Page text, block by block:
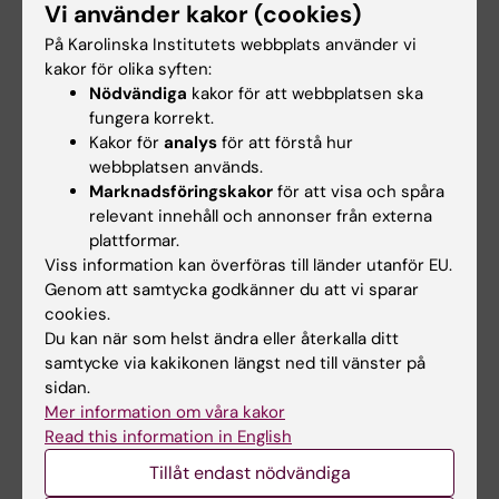
göra EV-forskningen ännu mer exakt,
fortsätter Daniel Hagey.
‒ Vi vill även testa olika typer av EV:s på olika
celltyper. Detta kan hjälpa till att avslöja mer
djupgående sätt celler kommunicerar på,
vilket speglar vår kropps komplexa relationer. I
huvudsak avslöjar denna studie den dolda
världen av EV:s och deras avgörande roll i
cellkommunikation. Det kan bana väg för
spännande framsteg inom vården och vår
förståelse för hur våra kroppar fungerar.
Studien har finansierats av av Cancerfonden,
SSF och Vetenskapsrådet. Arbetet utfördes i
professor Samir EL Andaloussis laboratorium.
Vi använder kakor (cookies)
På Karolinska Institutets webbplats använder vi
kakor för olika syften:
Nödvändiga kakor för att webbplatsen ska
fungera korrekt.
Kakor för analys för att förstå hur
webbplatsen används.
Marknadsföringskakor för att visa och spåra
relevant innehåll och annonser från externa
plattformar.
Viss information kan överföras till länder utanför EU.
Genom att samtycka godkänner du att vi sparar
cookies.
Du kan när som helst ändra eller återkalla ditt
samtycke via kakikonen längst ned till vänster på
sidan.
Mer information om våra kakor
Read this information in English
Tillåt endast nödvändiga